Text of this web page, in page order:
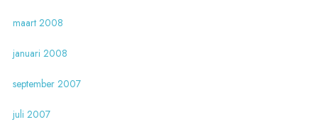
maart 2008
januari 2008
september 2007
juli 2007